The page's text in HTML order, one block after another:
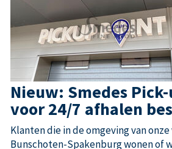
Nieuw: Smedes
voor 24/7 afhalen
Klanten die in de omgeving van
Bunschoten-Spakenburg wonen of